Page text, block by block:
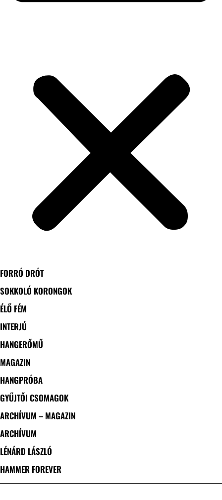
FORRÓ DRÓT
SOKKOLÓ KORONGOK
ÉLŐ FÉM
INTERJÚ
HANGERŐMŰ
MAGAZIN
HANGPRÓBA
GYŰJTŐI CSOMAGOK
ARCHÍVUM – MAGAZIN
ARCHÍVUM
LÉNÁRD LÁSZLÓ
HAMMER FOREVER